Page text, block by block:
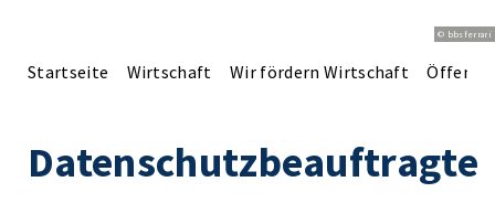
© bbsferrari
Startseite Wirtschaft Wir fördern Wirtschaft
Datenschutzbeauftragte